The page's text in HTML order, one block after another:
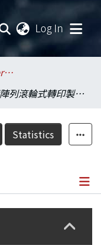
Log In
.National Taiwan University / 國立臺灣大學
微透鏡陣列滾輪式轉印製程之開發
Statistics